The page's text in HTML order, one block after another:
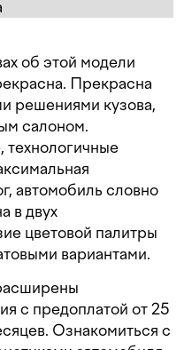
об этой модели
Прекрасна
решениями кузова,
салоном.
автомобиль словно
в двух
цветовой палитры
вариантами.
с предоплатой от 25
Ознакомиться с